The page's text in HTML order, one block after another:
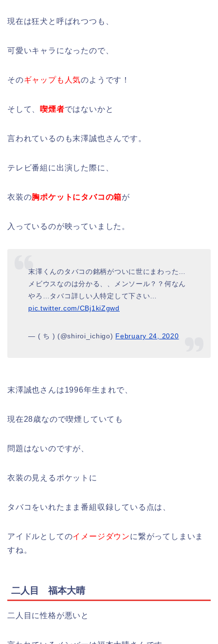
現在は狂犬と呼ばれつつも、
可愛いキャラになったので、
そのギャップも人気のようです！
そして、 喫煙者ではないかと
言われているのも末澤誠也さんです。
テレビ番組に出演した際に、
衣装の胸ポケットにタバコの箱が
入っているのが映っていました。
末澤くんのタバコの銘柄がついに世にまわった…
メビウスなのは分かる、、メンソール？？何なん
やろ…タバコ詳しい人特定して下さい…
pic.twitter.com/CBj1kiZgwd
— ( ち ) (@shiroi_ichigo) February 24, 2020
末澤誠也さんは1996年生まれで、
現在28歳なので喫煙していても
問題はないのですが、
衣装の見えるポケットに
タバコをいれたまま番組収録している点は、
アイドルとしてのイメージダウンに繋がってしまいま
すね。
二人目 福本大晴
二人目に性格が悪いと